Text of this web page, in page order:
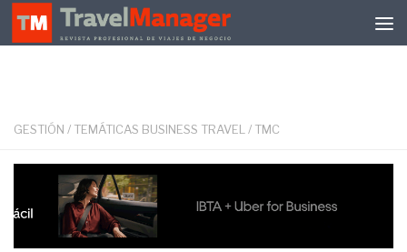
Debajo del contenido
GESTIÓN / TEMÁTICAS BUSINESS TRAVEL / TMC